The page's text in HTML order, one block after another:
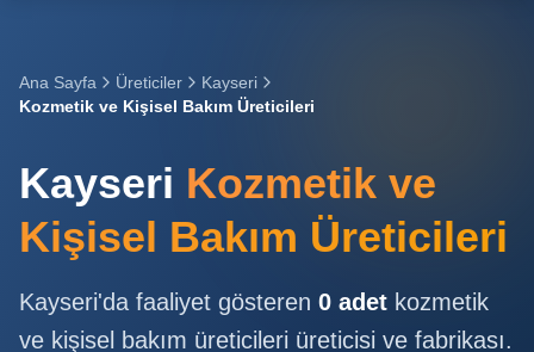
Giriş yapın
veya kayıt
Giriş
Kayıt
Ana
Sayfa
Ana Sayfa Üreticiler
Kayseri
Kozmetik ve Kişisel Bakım Üreticileri
Kayseri Kozmetik ve
Kişisel Bakım Üreticileri
Kayseri'da faaliyet gösteren 0 adet kozmetik
ve kişisel bakım üreticileri üreticisi ve fabrikası.